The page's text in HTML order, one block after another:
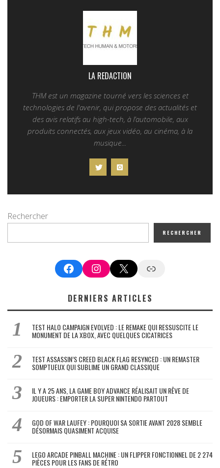
LA REDACTION
THM est un magazine tourné vers les sciences et
technologies de l'avenir, qui propose des actualités et
des avis relatifs au high-tech, à l’automobile, aux
produits connectés, aux jeux vidéo, au cinéma, à la
musique...
Rechercher
RECHERCHER
FacebookInstagram
X Google News
DERNIERS ARTICLES
TEST HALO CAMPAIGN EVOLVED : LE REMAKE QUI RESSUSCITE LE
MONUMENT DE LA XBOX, AVEC QUELQUES CICATRICES
TEST ASSASSIN’S CREED BLACK FLAG RESYNCED : UN REMASTER
SOMPTUEUX QUI SUBLIME UN GRAND CLASSIQUE
IL Y A 25 ANS, LA GAME BOY ADVANCE RÉALISAIT UN RÊVE DE
JOUEURS : EMPORTER LA SUPER NINTENDO PARTOUT
GOD OF WAR LAUFEY : POURQUOI SA SORTIE AVANT 2028 SEMBLE
DÉSORMAIS QUASIMENT ACQUISE
LEGO ARCADE PINBALL MACHINE : UN FLIPPER FONCTIONNEL DE 2 274
PIÈCES POUR LES FANS DE RÉTRO